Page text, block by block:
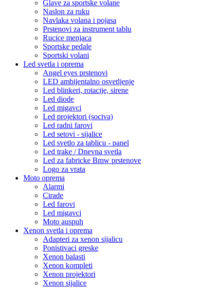
Glave za sportske volane
Naslon za ruku
Navlaka volana i pojasa
Prstenovi za instrument tablu
Rucice menjaca
Sportske pedale
Sportski volani
Led svetla i oprema
Angel eyes prstenovi
LED ambijentalno osvetljenje
Led blinkeri, rotacije, sirene
Led diode
Led migavci
Led projektori (sociva)
Led radni farovi
Led setovi - sijalice
Led svetlo za tablicu - panel
Led trake / Dnevna svetla
Led za fabricke Bmw prstenove
Logo za vrata
Moto oprema
Alarmi
Cirade
Led farovi
Led migavci
Moto auspuh
Xenon svetla i oprema
Adapteri za xenon sijalicu
Ponistivaci greske
Xenon balasti
Xenon kompleti
Xenon projektori
Xenon sijalice